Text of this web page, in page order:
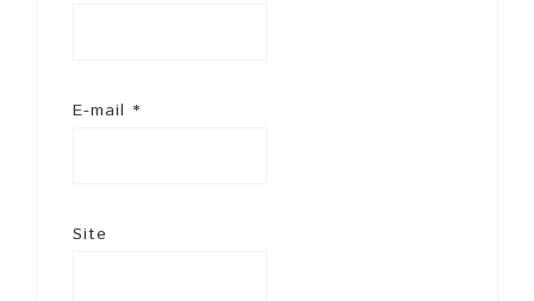
E-mail *
Site